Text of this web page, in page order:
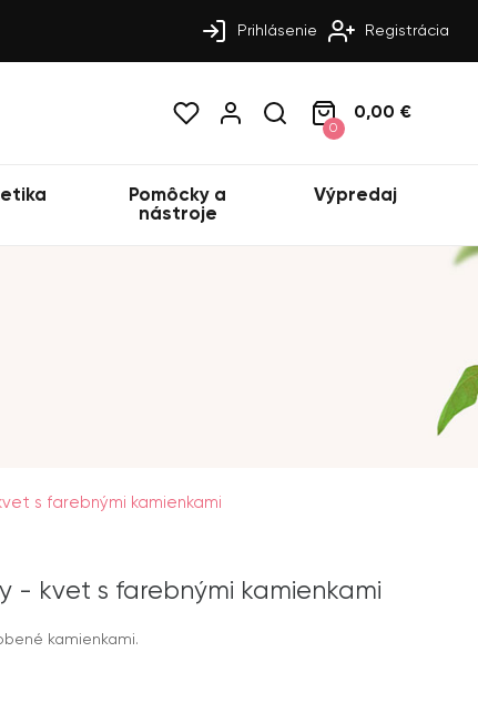
Prihlásenie Registrácia
0
0,00 €
Pomôcky a
nástroje
Výpredaj
s farebnými kamienkami
- kvet s farebnými kamienkami
kamienkami.